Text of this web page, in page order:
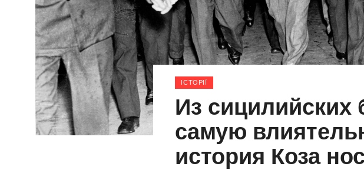
ІСТОРІЇ
Из
самую
история Коза